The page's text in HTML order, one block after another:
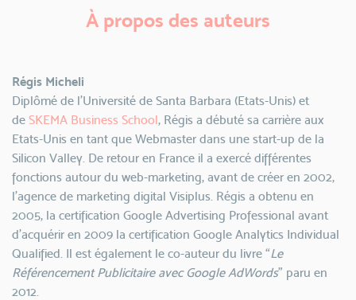
À propos des auteurs
Régis Micheli
Diplômé de l'Université de Santa Barbara (Etats-Unis) et
de SKEMA Business School, Régis a débuté sa carrière aux
Etats-Unis en tant que Webmaster dans une start-up de la
Silicon Valley. De retour en France il a exercé différentes
fonctions autour du web-marketing, avant de créer en 2002,
l’agence de marketing digital Visiplus. Régis a obtenu en
2005, la certification Google Advertising Professional avant
d'acquérir en 2009 la certification Google Analytics Individual
Qualified. Il est également le co-auteur du livre “Le
Référencement Publicitaire avec Google AdWords” paru en
2012.